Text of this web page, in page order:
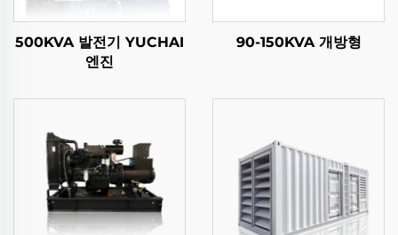
500KVA 발전기 YUCHAI
엔진
90-150KVA 개방형